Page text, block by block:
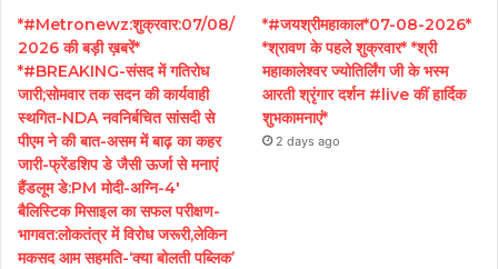
*#Metronewz:शुक्रवार:07/08/
2026 की बड़ी ख़बरें*
*#BREAKING-संसद में गतिरोध
जारी;सोमवार तक सदन की कार्यवाही
स्थगित-NDA नवनिर्बचित सांसदी से
पीएम ने की बात-असम में बाढ़ का कहर
जारी-फ्रेंडशिप डे जैसी ऊर्जा से मनाएं
हैंडलूम डे:PM मोदी-अग्नि-4′
बैलिस्टिक मिसाइल का सफल परीक्षण-
भागवत:लोकतंत्र में विरोध जरूरी,लेकिन
मकसद आम सहमति-‘क्या बोलती पब्लिक’
*#जयश्रीमहाकाल*07-08-2026*
*श्रावण के पहले शुक्रवार* *श्री
महाकालेश्वर ज्योतिर्लिंग जी के भस्म
आरती श्रृंगार दर्शन #live कीं हार्दिक
शुभकामनाएं*
2 days ago